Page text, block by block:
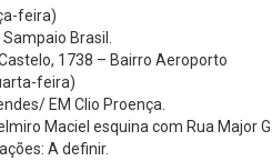
feira)
Brasil.
1738 – Bairro Aeroporto
feira)
EM Clio Proença.
Maciel esquina com Rua Major
A definir.